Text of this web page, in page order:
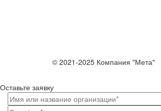
© 2021-2025 Компания "Мета"
Оставьте заявку